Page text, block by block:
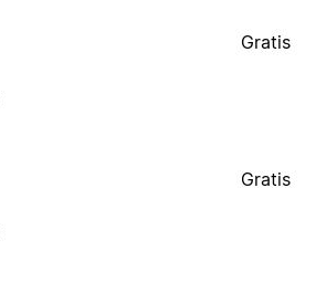
Gratis
Gratis